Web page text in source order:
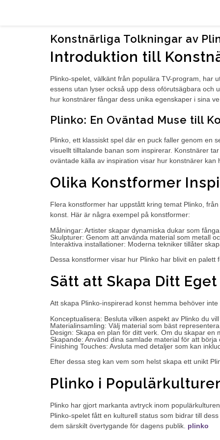
Konstnärliga Tolkningar av
Introduktion till
Plinko-spelet, välkänt från populära TV-program, har
essens utan lyser också upp dess oförutsägbara och
hur konstnärer fångar dess unika egenskaper i sina
Plinko: En Oväntad Muse till
Plinko, ett klassiskt spel där en puck faller genom en
visuellt tilltalande banan som inspirerar. Konstnärer
oväntade källa av inspiration visar hur konstnärer kan
Olika Konstformer
Flera konstformer har uppstått kring temat Plinko,
konst. Här är några exempel på konstformer:
Målningar: Artister skapar dynamiska dukar som
Skulpturer: Genom att använda material som metall
Interaktiva installationer: Moderna tekniker tillåter
Dessa konstformer visar hur Plinko har blivit en
Sätt att Skapa Ditt
Att skapa Plinko-inspirerad konst hemma behöver
Konceptualisera: Besluta vilken aspekt av Plinko du
Materialinsamling: Välj material som bäst
Design: Skapa en plan för ditt verk. Om du skapar en
Skapande: Använd dina samlade material för att
Finishing Touches: Avsluta med detaljer som kan
Efter dessa steg kan vem som helst skapa ett unikt
Plinko i
Plinko har gjort markanta avtryck inom
Plinko-spelet fått en kulturell status som bidrar till
dem särskilt övertygande för dagens publik. plinko